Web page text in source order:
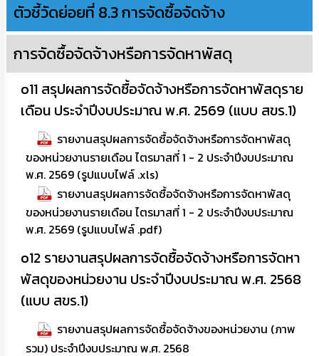
ตัวชี้วัดย่อยที่ 8.3 การจัดซื้อจัดจ้าง
การจัดซื้อจัดจ้างหรือการจัดหาพัสดุ
o11 สรุปผลการจัดซื้อจัดจ้างหรือการจัดหาพัสดุราย
เดือน ประจำปีงบประมาณ พ.ศ. 2569 (แบบ สขร.1)
รายงานสรุปผลการจัดซื้อจัดจ้างหรือการจัดหาพัสดุ
ของหน่วยงานรายเดือน ไตรมาสที่ 1 - 2 ประจำปีงบประมาณ
พ.ศ. 2569 (รูปแบบไฟล์ .xls)
รายงานสรุปผลการจัดซื้อจัดจ้างหรือการจัดหาพัสดุ
ของหน่วยงานรายเดือน ไตรมาสที่ 1 - 2 ประจำปีงบประมาณ
พ.ศ. 2569 (รูปแบบไฟล์ .pdf)
o12 รายงานสรุปผลการจัดซื้อจัดจ้างหรือการจัดหา
พัสดุของหน่วยงาน ประจำปีงบประมาณ พ.ศ. 2568
(แบบ สขร.1)
รายงานสรุปผลการจัดซื้อจัดจ้างของหน่วยงาน (ภาพ
รวม) ประจำปีงบประมาณ พ.ศ. 2568